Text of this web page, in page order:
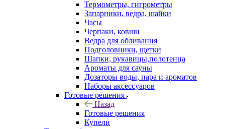
Термометры, гигрометры
Запарники, ведра, шайки
Часы
Черпаки, ковши
Ведра для обливания
Подголовники, щетки
Шапки, рукавицы,полотенца
Ароматы для сауны
Дозаторы воды, пара и ароматов
Наборы аксессуаров
Готовые решения
Назад
Готовые решения
Купели